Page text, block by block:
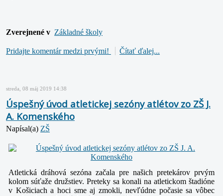
Zverejnené v Základné školy
Pridajte komentár medzi prvými! Čítať ďalej...
streda, 08 máj 2019 14:38
Úspešný úvod atletickej sezóny atlétov zo ZŠ J.
A. Komenského
Napísal(a) ZŠ
Atletická dráhová sezóna začala pre našich pretekárov prvým
kolom súťaže družstiev. Preteky sa konali na atletickom štadióne
v Košiciach a hoci sme aj zmokli, nevľúdne počasie sa vôbec